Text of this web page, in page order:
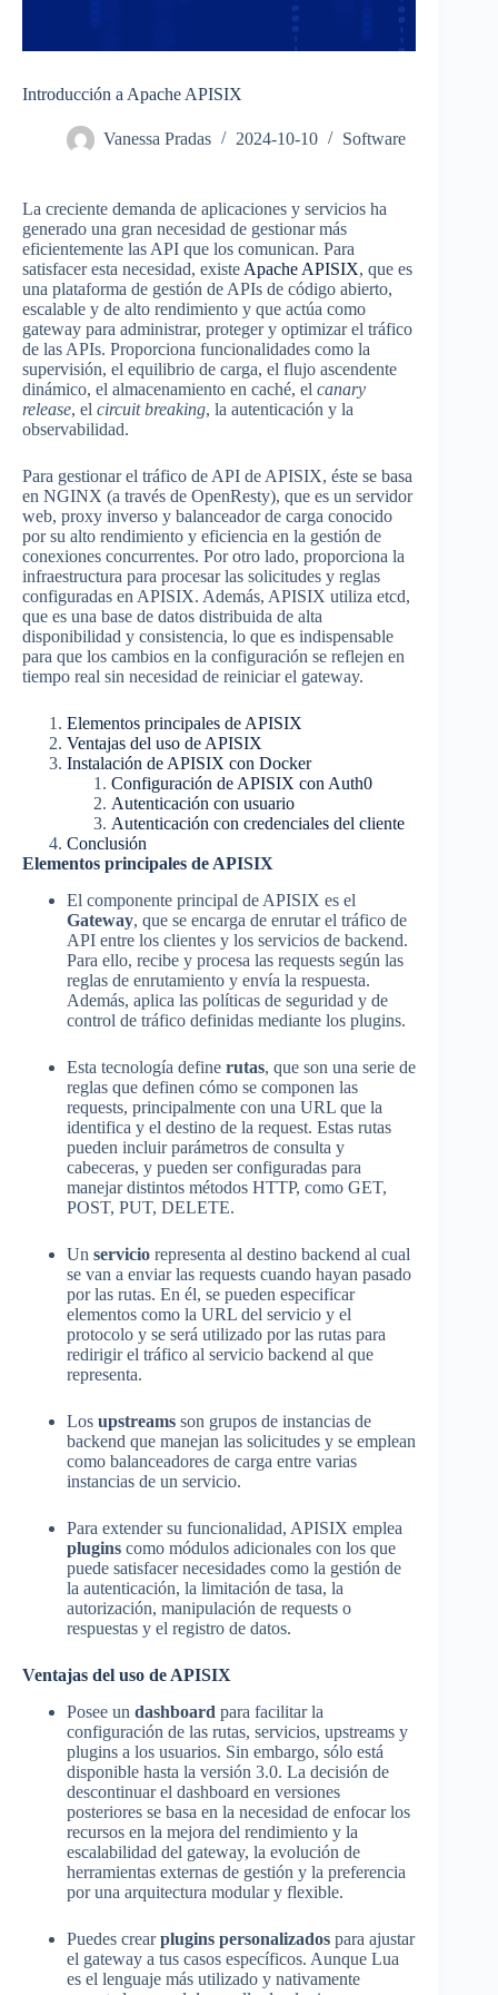
Introducción a Apache APISIX
Vanessa Pradas 2024-10-10 Software
La creciente demanda de aplicaciones y servicios ha
generado una gran necesidad de gestionar más
eficientemente las API que los comunican. Para
satisfacer esta necesidad, existe Apache APISIX, que es
una plataforma de gestión de APIs de código abierto,
escalable y de alto rendimiento y que actúa como
gateway para administrar, proteger y optimizar el tráfico
de las APIs. Proporciona funcionalidades como la
supervisión, el equilibrio de carga, el flujo ascendente
dinámico, el almacenamiento en caché, el canary
release, el circuit breaking, la autenticación y la
observabilidad.
Para gestionar el tráfico de API de APISIX, éste se basa
en NGINX (a través de OpenResty), que es un servidor
web, proxy inverso y balanceador de carga conocido
por su alto rendimiento y eficiencia en la gestión de
conexiones concurrentes. Por otro lado, proporciona la
infraestructura para procesar las solicitudes y reglas
configuradas en APISIX. Además, APISIX utiliza etcd,
que es una base de datos distribuida de alta
disponibilidad y consistencia, lo que es indispensable
para que los cambios en la configuración se reflejen en
tiempo real sin necesidad de reiniciar el gateway.
Elementos principales de APISIX
Ventajas del uso de APISIX
Instalación de APISIX con Docker
Configuración de APISIX con Auth0
Autenticación con usuario
Autenticación con credenciales del cliente
Conclusión
Elementos principales de APISIX
El componente principal de APISIX es el
Gateway, que se encarga de enrutar el tráfico de
API entre los clientes y los servicios de backend.
Para ello, recibe y procesa las requests según las
reglas de enrutamiento y envía la respuesta.
Además, aplica las políticas de seguridad y de
control de tráfico definidas mediante los plugins.
Esta tecnología define rutas, que son una serie de
reglas que definen cómo se componen las
requests, principalmente con una URL que la
identifica y el destino de la request. Estas rutas
pueden incluir parámetros de consulta y
cabeceras, y pueden ser configuradas para
manejar distintos métodos HTTP, como GET,
POST, PUT, DELETE.
Un servicio representa al destino backend al cual
se van a enviar las requests cuando hayan pasado
por las rutas. En él, se pueden especificar
elementos como la URL del servicio y el
protocolo y se será utilizado por las rutas para
redirigir el tráfico al servicio backend al que
representa.
Los upstreams son grupos de instancias de
backend que manejan las solicitudes y se emplean
como balanceadores de carga entre varias
instancias de un servicio.
Para extender su funcionalidad, APISIX emplea
plugins como módulos adicionales con los que
puede satisfacer necesidades como la gestión de
la autenticación, la limitación de tasa, la
autorización, manipulación de requests o
respuestas y el registro de datos.
Ventajas del uso de APISIX
Posee un dashboard para facilitar la
configuración de las rutas, servicios, upstreams y
plugins a los usuarios. Sin embargo, sólo está
disponible hasta la versión 3.0. La decisión de
descontinuar el dashboard en versiones
posteriores se basa en la necesidad de enfocar los
recursos en la mejora del rendimiento y la
escalabilidad del gateway, la evolución de
herramientas externas de gestión y la preferencia
por una arquitectura modular y flexible.
Puedes crearplugins personalizados para ajustar
el gateway a tus casos específicos. Aunque Lua
es el lenguaje más utilizado y nativamente